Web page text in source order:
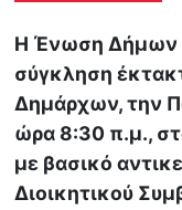
Η Ένωση Δήμων
σύγκληση
Δημάρχων, την
ώρα 8:30 π.μ.,
με βασικό
Διοικητικού